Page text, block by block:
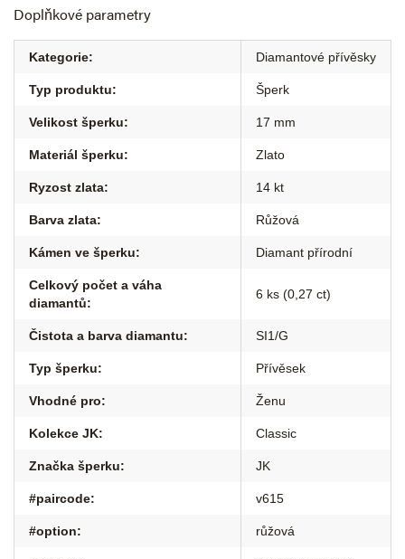
Doplňkové parametry
Kategorie: Diamantové přívěsky
Typ produktu: Šperk
Velikost šperku: 17 mm
Materiál šperku: Zlato
Ryzost zlata: 14 kt
Barva zlata: Růžová
Kámen ve šperku: Diamant přírodní
Celkový počet a váha
diamantů:
6 ks (0,27 ct)
Čistota a barva diamantu: SI1/G
Typ šperku: Přívěsek
Vhodné pro: Ženu
Kolekce JK: Classic
Značka šperku: JK
#paircode: v615
#option: růžová